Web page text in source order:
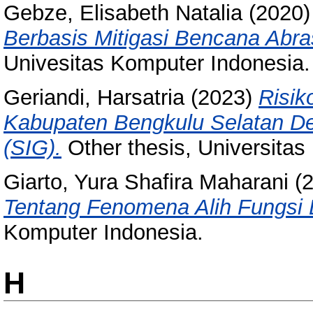
Gebze, Elisabeth Natalia
Berbasis Mitigasi Bencana
Univesitas Komputer Indonesia.
Geriandi, Harsatria(2023)
Kabupaten Bengkulu Selatan
(SIG). Other thesis,
Giarto, Yura Shafira Maharani
Tentang Fenomena Alih Fungsi
Komputer Indonesia.
H